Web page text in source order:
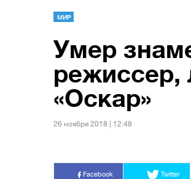
МИР
Умер
режиссер,
«Оскар»
26 ноября 2018 | 12:48
Facebook Twitter